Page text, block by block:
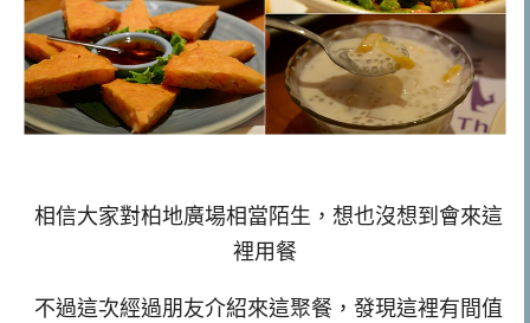
相信大家對柏地廣場相當陌生，想也沒想到會來這
裡用餐
不過這次經過朋友介紹來這聚餐，發現這裡有間值